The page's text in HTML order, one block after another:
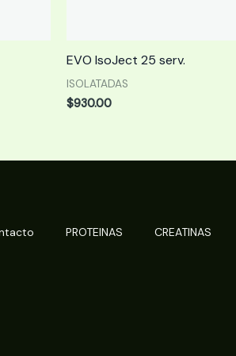
EVO IsoJect 25 serv.
ISOLATADAS
$930.00
PROTEINAS CREATINAS